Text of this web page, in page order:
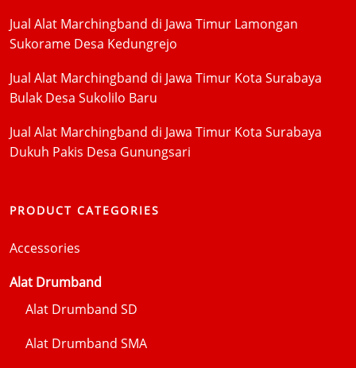
Jual Alat Marchingband di Jawa Timur Lamongan
Sukorame Desa Kedungrejo
Jual Alat Marchingband di Jawa Timur Kota Surabaya
Bulak Desa Sukolilo Baru
Jual Alat Marchingband di Jawa Timur Kota Surabaya
Dukuh Pakis Desa Gunungsari
PRODUCT CATEGORIES
Accessories
Alat Drumband
Alat Drumband SD
Alat Drumband SMA